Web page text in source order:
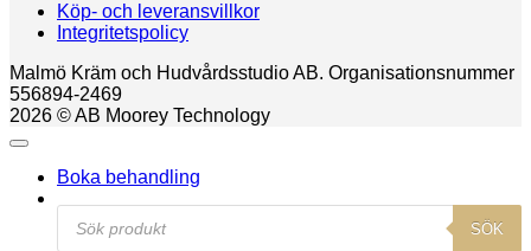
Köp- och leveransvillkor
Integritetspolicy
Malmö Kräm och Hudvårdsstudio AB. Organisationsnummer
556894-2469
2026 © AB Moorey Technology
Boka behandling
Products
search
SÖK